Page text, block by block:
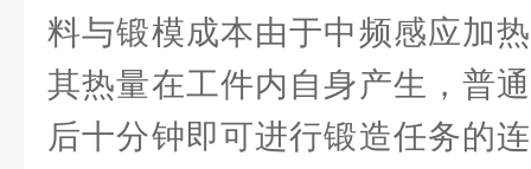
料与锻模成本由于中频感应加
其热量在工件内自身产生，普
后十分钟即可进行锻造任务的